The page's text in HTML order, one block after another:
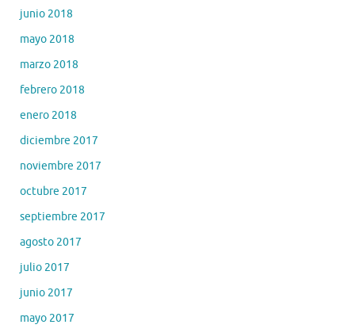
junio 2018
mayo 2018
marzo 2018
febrero 2018
enero 2018
diciembre 2017
noviembre 2017
octubre 2017
septiembre 2017
agosto 2017
julio 2017
junio 2017
mayo 2017